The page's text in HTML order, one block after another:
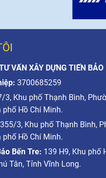
VẤN XÂY DỰNG TIẾN BẢO
3700685259
3, Khu phố Thạnh Bình,
Hồ Chí Minh.
355/3, Khu phố Thạnh Bình,
Hồ Chí Minh.
Bến Tre: 139 H9, Khu phố
Tân, Tỉnh Vĩnh Long.